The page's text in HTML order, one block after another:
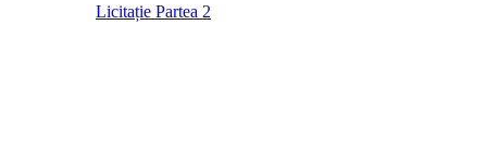
Licitație Partea 2